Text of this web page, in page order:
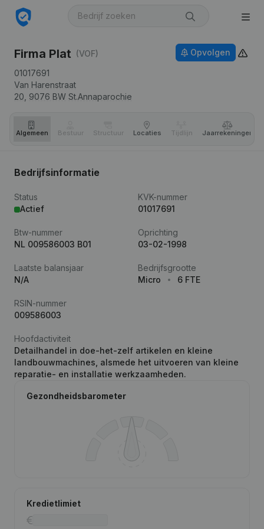
Firma Plat (VOF)
01017691
Van Harenstraat
20, 9076 BW St.Annaparochie
Opvolgen
Algemeen Bestuur Structuur Locaties Tijdlijn Jaar­rekeningen
Bedrijfsinformatie
Status
Actief
KVK-nummer
01017691
Btw-nummer
NL 009586003 B01
Oprichting
03-02-1998
Laatste balansjaar
N/A
Bedrijfsgrootte
Micro
6 FTE
RSIN-nummer
009586003
Hoofdactiviteit
Detailhandel in doe-het-zelf artikelen en kleine
landbouwmachines, alsmede het uitvoeren van kleine
reparatie- en installatie werkzaamheden.
Gezondheidsbarometer
Kredietlimiet